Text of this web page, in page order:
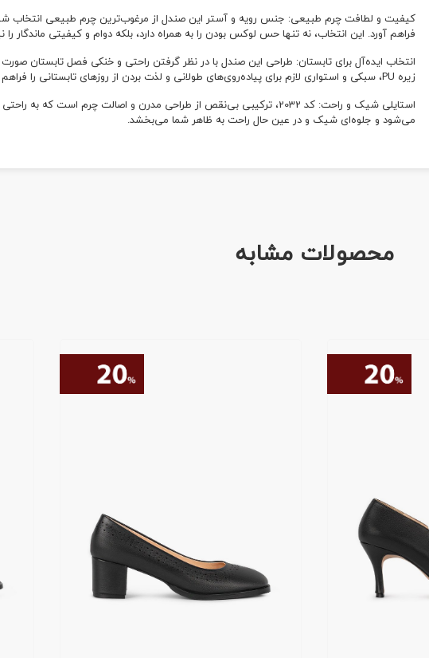
کیفیت و لطافت چرم طبیعی: جنس رویه و آستر این صندل از مرغوب‌ترین چرم طبیعی انتخاب
فراهم آورد. این انتخاب، نه تنها حس لوکس بودن را به همراه دارد، بلکه دوام و کیفیتی ماندگار
زیره PU، سبکی و استواری لازم برای پیاده‌روی‌های طولانی و لذت بردن از روزهای تابستانی را فراهم می‌آورند.
استایلی شیک و راحت: کد 2032، ترکیبی بی‌نقص از طراحی مدرن و اصالت چرم است
می‌شود و جلوه‌ای شیک و در عین حال راحت به ظاهر شما می‌بخشد.
محصولات مشابه